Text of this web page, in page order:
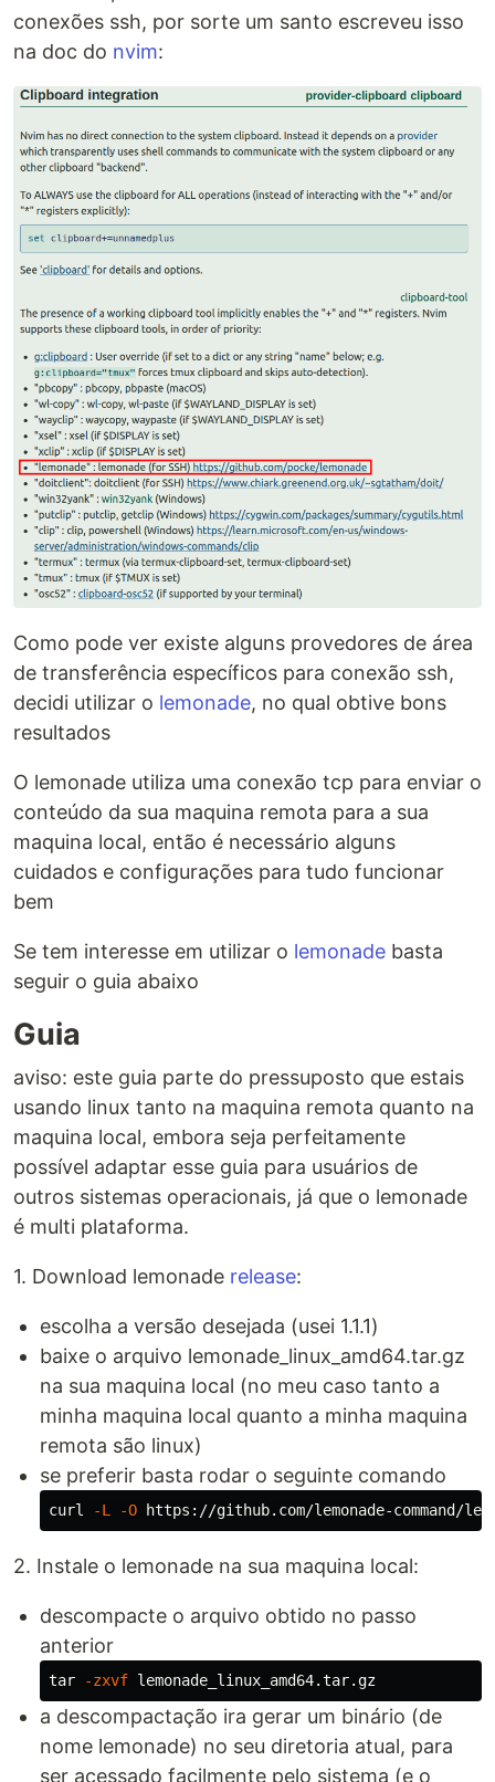
conexões ssh, por sorte um santo escreveu isso
na doc do nvim:
Como pode ver existe alguns provedores de área
de transferência específicos para conexão ssh,
decidi utilizar o lemonade, no qual obtive bons
resultados
O lemonade utiliza uma conexão tcp para enviar o
conteúdo da sua maquina remota para a sua
maquina local, então é necessário alguns
cuidados e configurações para tudo funcionar
bem
Se tem interesse em utilizar o lemonade basta
seguir o guia abaixo
Guia
aviso: este guia parte do pressuposto que estais
usando linux tanto na maquina remota quanto na
maquina local, embora seja perfeitamente
possível adaptar esse guia para usuários de
outros sistemas operacionais, já que o lemonade
é multi plataforma.
1. Download lemonade release:
escolha a versão desejada (usei 1.1.1)
baixe o arquivo lemonade_linux_amd64.tar.gz
na sua maquina local (no meu caso tanto a
minha maquina local quanto a minha maquina
remota são linux)
se preferir basta rodar o seguinte comando
curl -L -O
2. Instale o lemonade na sua maquina local:
descompacte o arquivo obtido no passo
anterior
tar -zxvf
a descompactação ira gerar um binário (de
nome lemonade) no seu diretoria atual, para
ser acessado facilmente pelo sistema (e o